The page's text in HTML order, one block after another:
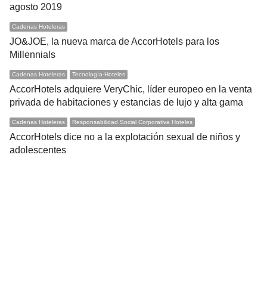
agosto 2019
Cadenas Hoteleras
JO&JOE, la nueva marca de AccorHotels para los
Millennials
Cadenas Hoteleras Tecnología-Hoteles
AccorHotels adquiere VeryChic, líder europeo en la venta
privada de habitaciones y estancias de lujo y alta gama
Cadenas Hoteleras Responsabilidad Social Corporativa Hoteles
AccorHotels dice no a la explotación sexual de niños y
adolescentes